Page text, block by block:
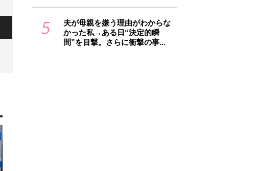
5
夫が母親を嫌う理由がわからな
かった私→ある日“決定的瞬
間”を目撃。さらに衝撃の事...